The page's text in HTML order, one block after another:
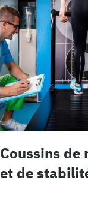
Coussins de
et de